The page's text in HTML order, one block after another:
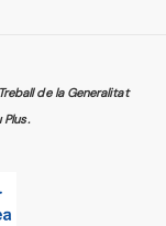
de la Generalitat